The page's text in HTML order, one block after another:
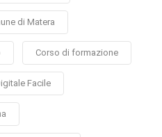
di Matera
Corso di formazione
Facile